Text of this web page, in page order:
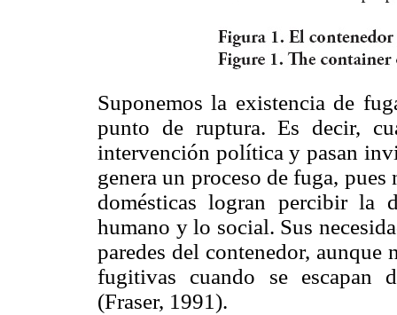
Suponemos la existencia de
punto de ruptura. Es decir,
intervención política y pasan
genera un proceso de fuga,
domésticas logran percibir la
humano y lo social. Sus
paredes del contenedor, aunque
fugitivas cuando se escapan
(Fraser, 1991).